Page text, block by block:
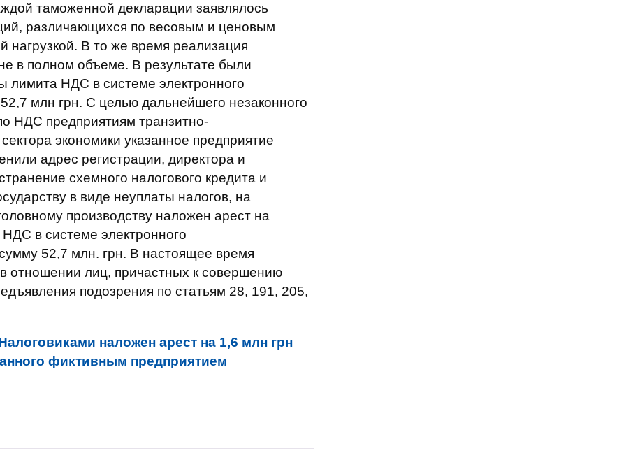
таможенной декларации заявлялось
различающихся по весовым и ценовым
нагрузкой. В то же время реализация
в полном объеме. В результате были
НДС в системе электронного
млн грн. С целью дальнейшего незаконного
НДС предприятиям транзитно-
экономики указанное предприятие
адрес регистрации, директора и
схемного налогового кредита и
в виде неуплаты налогов, на
производству наложен арест на
в системе электронного
52,7 млн. грн. В настоящее время
отношении лиц, причастных к совершению
подозрения по статьям 28, 191, 205,
наложен арест на 1,6 млн грн
фиктивным предприятием